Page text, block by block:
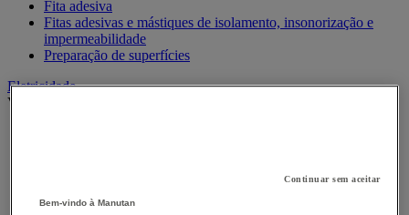
Fita adesiva
Fitas adesivas e mástiques de isolamento, insonorização e
impermeabilidade
Preparação de superfícies
Eletricidade
Ver todas as categorias
Extensão, tira e enrolador
Continuar sem aceitar
Bem-vindo à Manutan